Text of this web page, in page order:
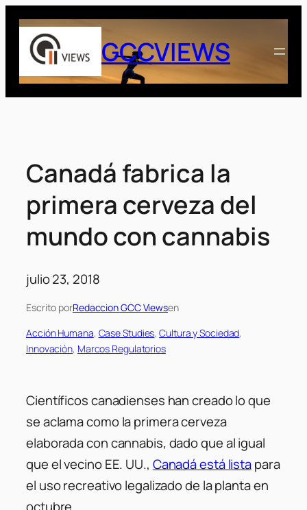
Saltar
contenido
GCCVIEWS
Canadá fabrica la
primera cerveza del
mundo con cannabis
julio 23, 2018
Escrito porRedaccion GCC Viewsen
Acción Humana, Case Studies, Cultura y Sociedad
Innovación, Marcos Regulatorios
Científicos canadienses han creado lo que
se aclama como la primera cerveza
elaborada con cannabis, dado que al igual
que el vecino EE. UU., Canadá está listapara
el uso recreativo legalizado de la planta en